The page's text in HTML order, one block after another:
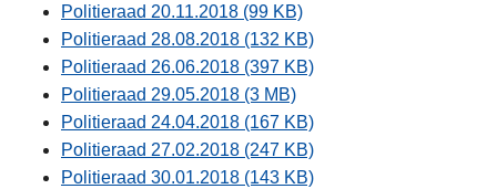
Politieraad 20.11.2018 (99 KB)
Politieraad 28.08.2018 (132 KB)
Politieraad 26.06.2018 (397 KB)
Politieraad 29.05.2018 (3 MB)
Politieraad 24.04.2018 (167 KB)
Politieraad 27.02.2018 (247 KB)
Politieraad 30.01.2018 (143 KB)